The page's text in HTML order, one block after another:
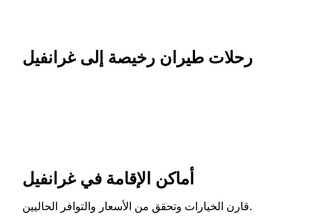
رحلات طيران رخيصة إلى غرانفيل
أماكن الإقامة في غرانفيل
قارن الخيارات وتحقق من الأسعار والتوافر الحاليين.